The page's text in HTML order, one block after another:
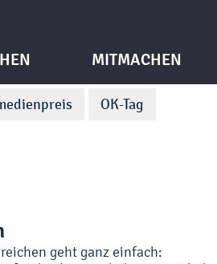
MITMACHEN
OK-Tag
geht ganz einfach: